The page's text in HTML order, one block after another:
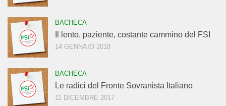
BACHECA
Il lento, paziente, costante cammino del FSI
14 GENNAIO 2018
BACHECA
Le radici del Fronte Sovranista Italiano
11 DICEMBRE 2017